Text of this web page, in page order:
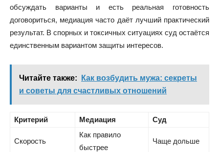
обсуждать варианты и есть реальная готовность
договориться, медиация часто даёт лучший практический
результат. В спорных и токсичных ситуациях суд остаётся
единственным вариантом защиты интересов.
Читайте также:
Как возбудить мужа: секреты
и советы для счастливых отношений
Критерий Медиация Суд
Скорость
Как правило
быстрее
Чаще дольше